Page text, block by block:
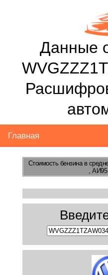
Данные
Главная
Стоимость бензинав
,